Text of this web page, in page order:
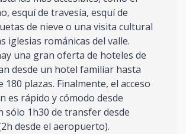
esquí de travesía, esquí de
de nieve o una visita cultural
iglesias románicas del valle.
una gran oferta de hoteles de
desde un hotel familiar hasta
180 plazas. Finalmente, el acceso
es rápido y cómodo desde
sólo 1h30 de transfer desde
desde el aeropuerto).